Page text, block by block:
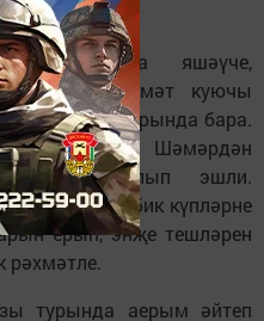
икән инде!
авылында яшәүче,
хезмәт куючы
гаиләсе турында бара.
унбиш ел Шәмәрдән
технигы булып эшли.
юньдәге бик күпләрне
ерып, энҗе тешләрен
рәхмәтле.
турында аерым әйтеп